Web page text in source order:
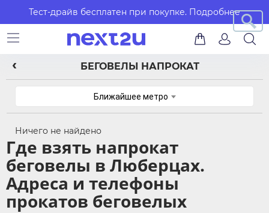
Тест-драйв бесплатен при покупке. Подробнее
БЕГОВЕЛЫ НАПРОКАТ
Ближайшее метро
Ничего не найдено
Где взять напрокат
беговелы в Люберцах.
Адреса и телефоны
прокатов беговелых